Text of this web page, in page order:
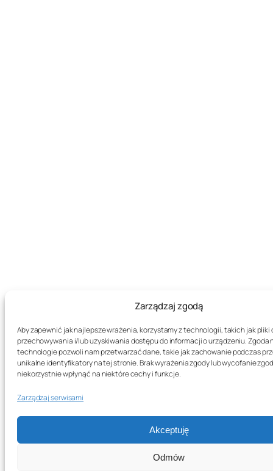
Zarządzaj zgodą
Aby zapewnić jak najlepsze wrażenia, korzystamy z technologii, takich jak pliki
przechowywania i/lub uzyskiwania dostępu do informacji o urządzeniu. Zgoda
technologie pozwoli nam przetwarzać dane, takie jak zachowanie podczas
unikalne identyfikatory na tej stronie. Brak wyrażenia zgody lub wycofanie
niekorzystnie wpłynąć na niektóre cechy i funkcje.
Zarządzaj serwisami
Akceptuję
Odmów